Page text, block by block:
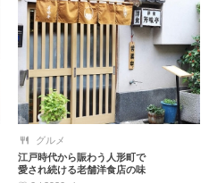
グルメ
江戸時代から賑わう人形町で
愛され続ける老舗洋食店の味